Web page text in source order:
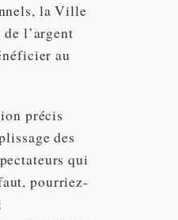
la Ville
l’argent
au
précis
des
qui
pourriez-